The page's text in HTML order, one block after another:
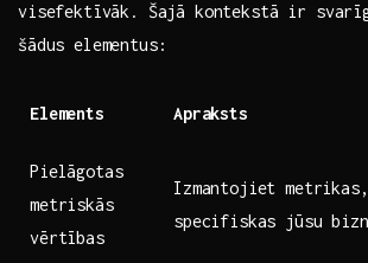
visefektīvāk. Šajā kontekstā ir
šādus elementus: ‌
Elements Apraksts
Pielāgotas
metriskās
vērtības
Izmantojiet
specifiskas jūsu